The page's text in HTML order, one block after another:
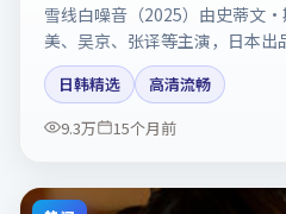
雪线白噪音（2025）由史蒂文
美、吴京、张译等主演，日本
制却充满张力，人物弧光完整。
索参考，上映日期以片方资料为
日韩精选
高清流畅
9.3万
15个月前